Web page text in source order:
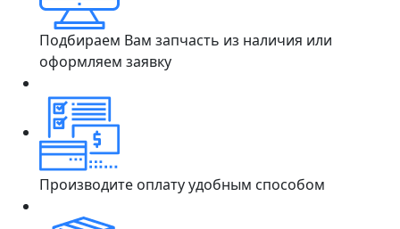
Подбираем Вам запчасть из наличия или
оформляем заявку
Производите оплату удобным способом